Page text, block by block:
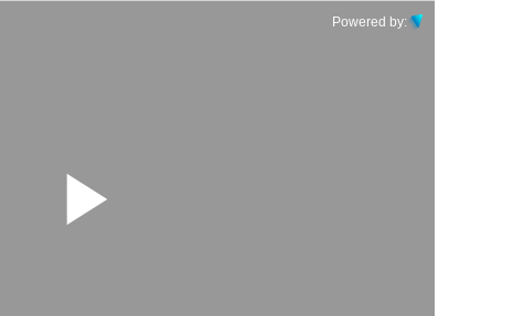
Powered by: